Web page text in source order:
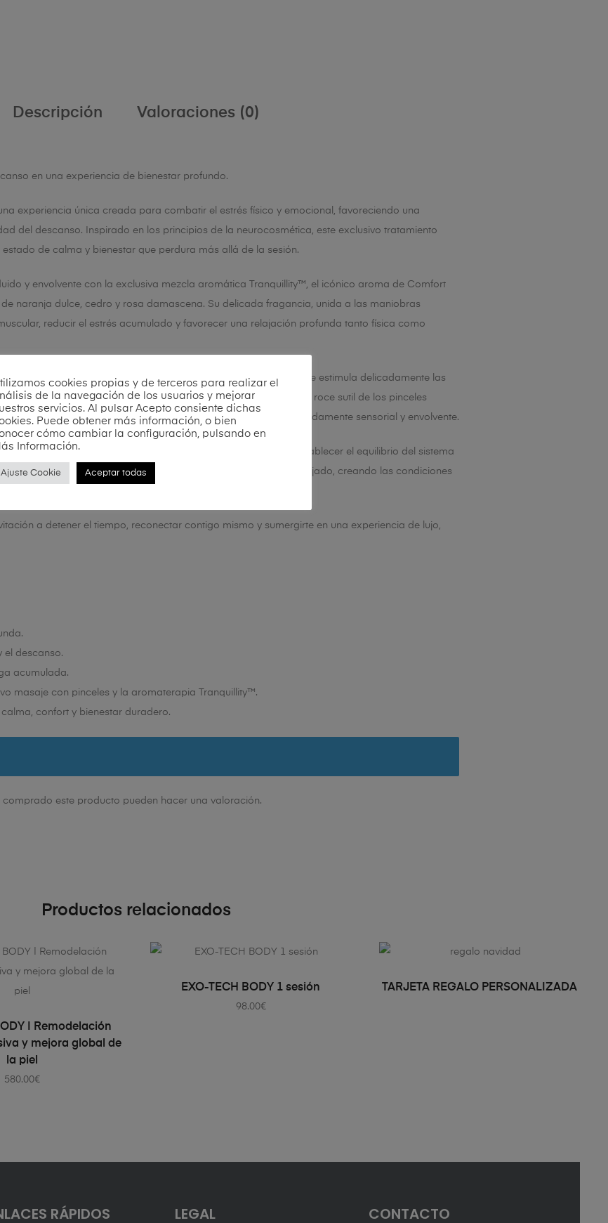
Descripción Valoraciones (0)
en una experiencia de bienestar profundo.
experiencia única creada para combatir el estrés físico y emocional, favoreciendo una
del descanso. Inspirado en los principios de la neurocosmética, este exclusivo tratamiento
de calma y bienestar que perdura más allá de la sesión.
y envolvente con la exclusiva mezcla aromática Tranquillity™, el icónico aroma de Comfort
naranja dulce, cedro y rosa damascena. Su delicada fragancia, unida a las maniobras
reducir el estrés acumulado y favorecer una relajación profunda tanto física como
ritual es el masaje realizado con suaves pinceles, una técnica que estimula delicadamente las
el cuerpo en una agradable sensación de ligereza y calma. El roce sutil de los pinceles
los sentidos y convierte el tratamiento en una experiencia profundamente sensorial y envolvente.
para ralentizar el ritmo del cuerpo, aliviar la fatiga y restablecer el equilibrio del sistema
más profunda, una mente serena y un cuerpo completamente relajado, creando las condiciones
y un bienestar duradero.
a detener el tiempo, reconectar contigo mismo y sumergirte en una experiencia de lujo,
el descanso.
acumulada.
masaje con pinceles y la aromaterapia Tranquillity™.
confort y bienestar duradero.
este producto pueden hacer una valoración.
Productos relacionados
AL CARRITO
| Remodelación
y mejora global de
la piel
580.00€
AÑADIR AL CARRITO
EXO-TECH BODY 1 sesión
98.00€
LEER MÁS
TARJETA REGALO PERSONALIZADA
RÁPIDOS LEGAL CONTACTO
cookies propias y de terceros para realizar el
de la navegación de los usuarios y mejorar
servicios. Al pulsar Acepto consiente dichas
Puede obtener más información, o bien
cómo cambiar la configuración, pulsando en
Información.
Ajuste Cookie Aceptar todas